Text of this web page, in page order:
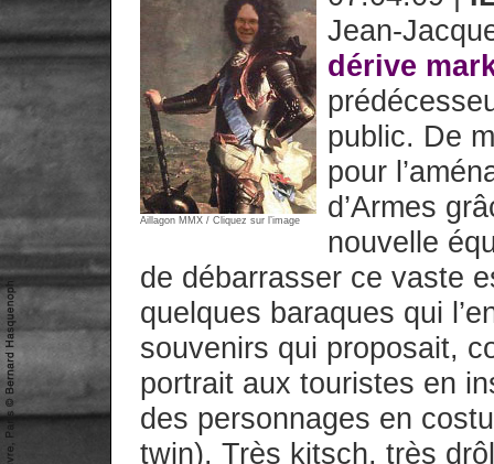
Aillagon MMX / Cliquez sur l’image
Jean-
dérive
public. De
pour
d’Armes
nouvelle
de débarrasser ce vaste
quelques baraques qui
souvenirs qui proposait,
portrait aux touristes en
des personnages en
twin). Très kitsch, très